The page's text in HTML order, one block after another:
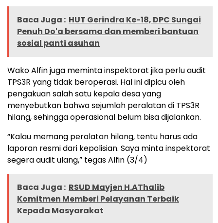
Baca Juga : HUT Gerindra Ke-18, DPC Sungai
Penuh Do'a bersama dan memberi bantuan
sosial panti asuhan
Wako Alfin juga meminta inspektorat jika perlu audit
TPS3R yang tidak beroperasi. Hal ini dipicu oleh
pengakuan salah satu kepala desa yang
menyebutkan bahwa sejumlah peralatan di TPS3R
hilang, sehingga operasional belum bisa dijalankan.
“Kalau memang peralatan hilang, tentu harus ada
laporan resmi dari kepolisian. Saya minta inspektorat
segera audit ulang,” tegas Alfin (3/4)
Baca Juga : RSUD Mayjen H.AThalib
Komitmen Memberi Pelayanan Terbaik
Kepada Masyarakat